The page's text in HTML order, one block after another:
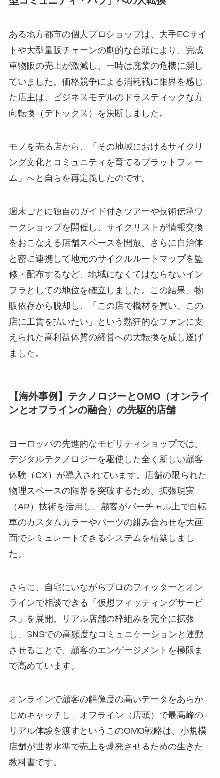
ある地方都市の個人プロショップは、大手ECサイ
トや大型量販チェーンの劇的な台頭により、完成
車物販の売上が激減し、一時は廃業の危機に瀕し
ていました。価格競争による消耗戦に限界を感じ
た店主は、ビジネスモデルのドラスティックな方
向転換（デトックス）を決断しました。
モノを売る店から、「その地域におけるサイクリ
ング文化とコミュニティを育てるプラットフォー
ム」へと自らを再定義したのです。
週末ごとに独自のガイド付きツアーや技術伝承ワ
ークショップを開催し、サイクリストが情報交換
をおこなえる店舗スペースを開放。さらに自治体
と密に連携して地元のサイクルルートマップを監
修・配布するなど、地域になくてはならないイン
フラとしての地位を確立しました。この結果、物
販依存から脱却し、「この店で機材を買い、この
店に工賃を払いたい」という熱狂的なファンに支
えられた高利益体質の経営への大転換を成し遂げ
ました。
【海外事例】テクノロジーとOMO（オンライ
ンとオフラインの融合）の先駆的店舗
ヨーロッパの先進的なモビリティショップでは、
デジタルテクノロジーを駆使した全く新しい顧客
体験（CX）が導入されています。店舗の限られた
物理スペースの限界を突破するため、拡張現実
（AR）技術を活用し、顧客がバーチャル上で自転
車のカスタムカラーやパーツの組み合わせを大画
面でシミュレートできるシステムを構築しまし
た。
さらに、自宅にいながらプロのフィッターとオン
ラインで相談できる「仮想フィッティングサービ
ス」を展開。リアル店舗の枠組みを完全に拡張
し、SNSでの高頻度なコミュニケーションと連動
させることで、顧客のエンゲージメントを極限ま
で高めています。
オンラインで顧客の解像度の高いデータをあらか
じめキャッチし、オフライン（店頭）で最高峰の
リアル体験を渡すというこのOMO戦略は、小規模
店舗が世界水準で売上を爆発させるための生きた
教科書です。